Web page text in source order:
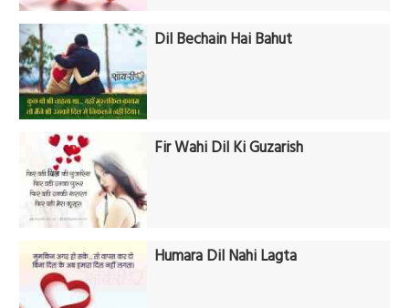
Dil Bechain Hai Bahut
Fir Wahi Dil Ki Guzarish
Humara Dil Nahi Lagta